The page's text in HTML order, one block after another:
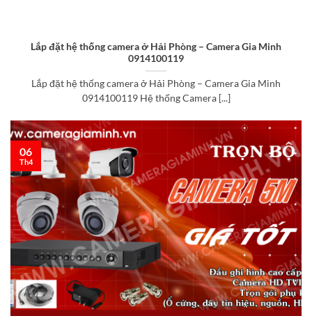
Lắp đặt hệ thống camera ở Hải Phòng – Camera Gia Minh
0914100119
Lắp đặt hệ thống camera ở Hải Phòng – Camera Gia Minh
0914100119 Hệ thống Camera [...]
06
Th4